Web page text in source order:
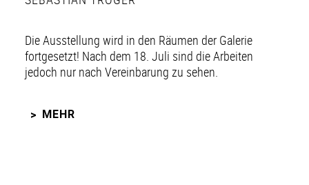
Die Ausstellung wird in den Räumen der Galerie
fortgesetzt! Nach dem 18. Juli sind die Arbeiten
jedoch nur nach Vereinbarung zu sehen.
MEHR